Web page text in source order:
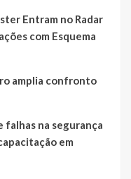
Entram no Radar
com Esquema
amplia confronto
falhas na segurança
em